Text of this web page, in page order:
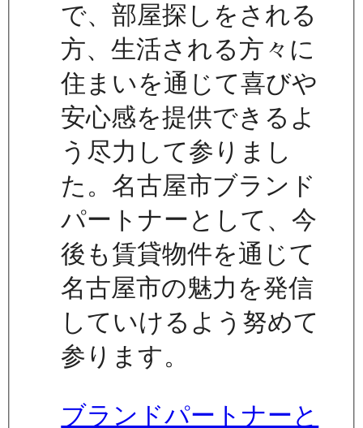
で、部屋探しをされる
方、生活される方々に
住まいを通じて喜びや
安心感を提供できるよ
う尽力して参りまし
た。名古屋市ブランド
パートナーとして、今
後も賃貸物件を通じて
名古屋市の魅力を発信
していけるよう努めて
参ります。
ブランドパートナーと